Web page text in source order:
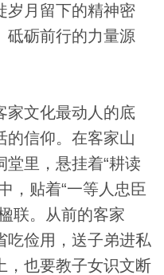
岁月留下的精神密
砥砺前行的力量源
家文化最动人的底
的信仰。在客家山
里，悬挂着“耕读
，贴着“一等人忠臣
联。从前的客家
吃俭用，送子弟进私
，也要教子女识文断